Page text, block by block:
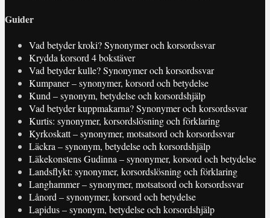
Guider
Vad betyder kroki? Synonymer och korsordssvar
Krydda korsord 4 bokstäver
Vad betyder kulle? Synonymer och korsordssvar
Kumpaner – synonymer, korsord och betydelse
Kund – synonym, betydelse och korsordshjälp
Vad betyder kuppmakarna? Synonymer och korsordssvar
Kurtis: synonymer, korsordslösning och förklaring
Kyrkoskatt – synonymer, motsatsord och korsordssvar
Läckra – synonym, betydelse och korsordshjälp
Läkekonstens Gudinna – synonymer, korsord och betydelse
Landsflykt: synonymer, korsordslösning och förklaring
Langhammer – synonymer, motsatsord och korsordssvar
Lånord – synonymer, korsord och betydelse
Lapidus – synonym, betydelse och korsordshjälp